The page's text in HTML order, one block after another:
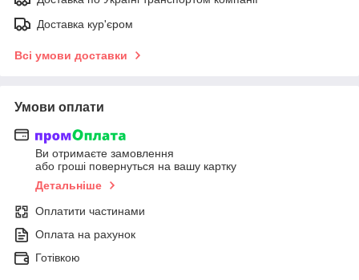
Доставка кур'єром
Всі умови доставки
Умови оплати
Ви отримаєте замовлення
або гроші повернуться на вашу картку
Детальніше
Оплатити частинами
Оплата на рахунок
Готівкою